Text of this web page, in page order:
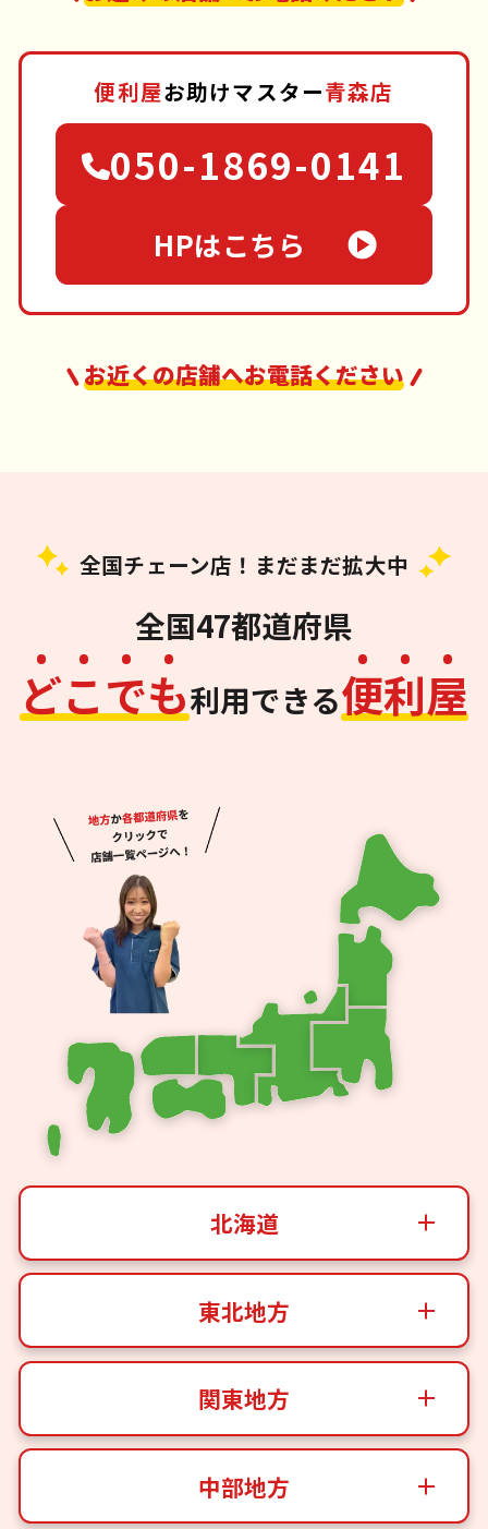
便利屋お助けマスター青森店
050-1869-0141
HPはこちら
お近くの店舗へお電話ください
全国チェーン店！まだまだ拡大中
全国47都道府県
どこでも利用できる便利屋
北海道
東北地方
関東地方
中部地方